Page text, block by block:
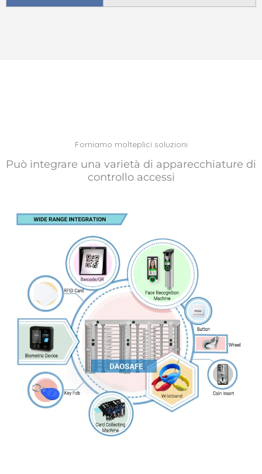
Forniamo molteplici soluzioni
Può integrare una varietà di apparecchiature di
controllo accessi